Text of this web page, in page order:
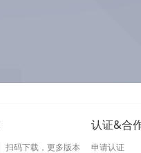
扫码下载，更多版本
认证&合
申请认证